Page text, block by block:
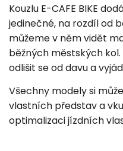
Kouzlu E-CAFE BIKE
jedinečné, na rozdíl od
můžeme v něm vidět
běžných městských
odlišit se od davu a
Všechny modely si
vlastních představ a
optimalizaci jízdních